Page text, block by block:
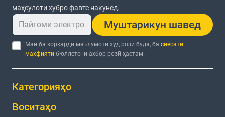
маҳсулоти хубро фавте накунед.
Муштарикун шавед
Ман ба коркарди маълумоти худ розӣ буда, басиёсати
махфияти бюллетени ахбор розӣ ҳастам.
Категорияҳо
Воситаҳо